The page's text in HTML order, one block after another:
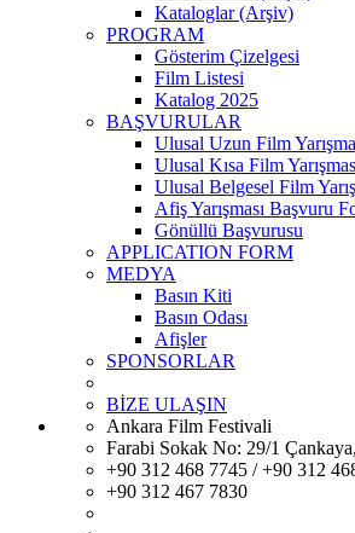
Kataloglar (Arşiv)
PROGRAM
Gösterim Çizelgesi
Film Listesi
Katalog 2025
BAŞVURULAR
Ulusal Uzun Film
Ulusal Kısa Film
Ulusal Belgesel Film
Afiş Yarışması Başvuru
Gönüllü Başvurusu
APPLICATION FORM
MEDYA
Basın Kiti
Basın Odası
Afişler
SPONSORLAR
BİZE ULAŞIN
Ankara Film Festivali
Farabi Sokak No: 29/1
+90 312 468 7745 / +90 312
+90 312 467 7830